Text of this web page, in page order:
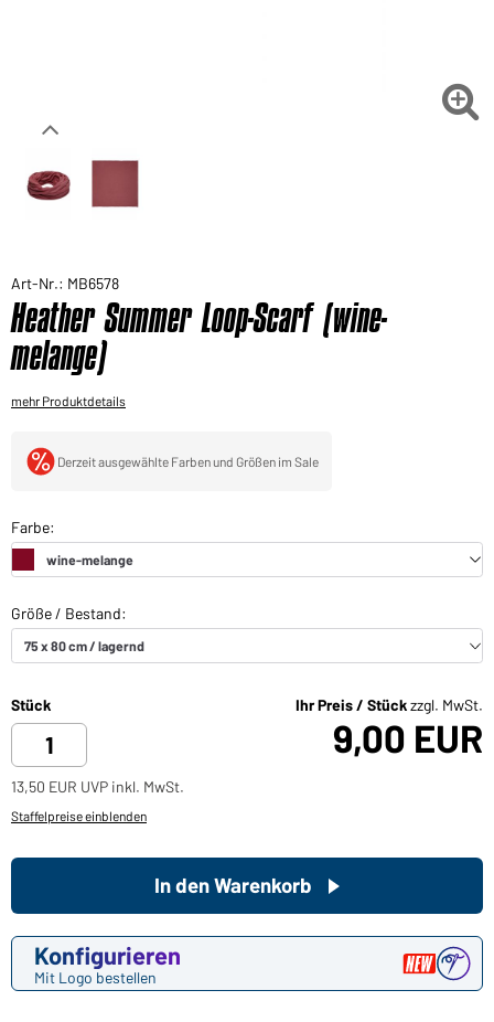

Art-Nr.: MB6578
Heather Summer Loop-Scarf (wine-
melange)
mehr Produktdetails
Derzeit ausgewählte Farben und Größen im Sale
Stück Ihr Preis / Stückzzgl. MwSt.
9,00 EUR
13,50 EUR UVP inkl. MwSt.
Staffelpreise einblenden
Konfigurieren
Mit Logo bestellen
In den Warenkorb